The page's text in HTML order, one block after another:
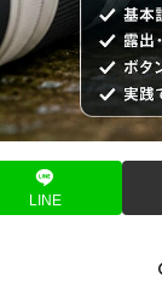
LINE